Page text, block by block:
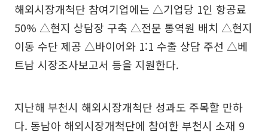
해외시장개척단 참여기업에는 △기업당 1인 항공료
50% △현지 상담장 구축 △전문 통역원 배치 △현지
이동 수단 제공 △바이어와 1:1 수출 상담 주선 △베
트남 시장조사보고서 등을 지원한다.
지난해 부천시 해외시장개척단 성과도 주목할 만하
다. 동남아 해외시장개척단에 참여한 부천시 소재 9